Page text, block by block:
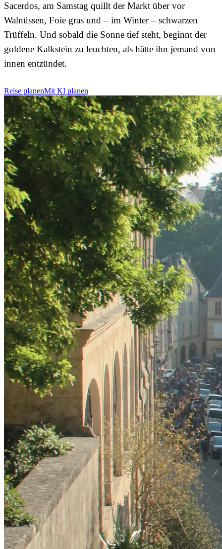
Sacerdos, am Samstag quillt der Markt über vor
Walnüssen, Foie gras und – im Winter – schwarzen
Trüffeln. Und sobald die Sonne tief steht, beginnt der
goldene Kalkstein zu leuchten, als hätte ihn jemand von
innen entzündet.
Reise planenMit KI planen